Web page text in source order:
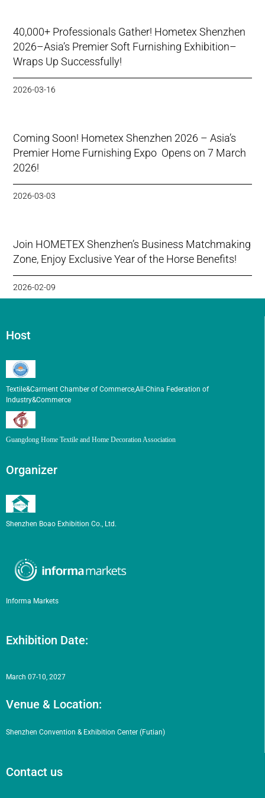
40,000+ Professionals Gather! Hometex Shenzhen
2026–Asia’s Premier Soft Furnishing Exhibition–
Wraps Up Successfully!
2026-03-16
Coming Soon! Hometex Shenzhen 2026 – Asia’s
Premier Home Furnishing Expo Opens on 7 March
2026!
2026-03-03
Join HOMETEX Shenzhen’s Business Matchmaking
Zone, Enjoy Exclusive Year of the Horse Benefits!
2026-02-09
Host
Textile&Carment Chamber of Commerce,All-China Federation of
Industry&Commerce
Guangdong Home Textile and Home Decoration Association
Organizer
Shenzhen Boao Exhibition Co., Ltd.
Informa Markets
Exhibition Date:
March 07-10, 2027
Venue & Location:
Shenzhen Convention & Exhibition Center (Futian)
Contact us